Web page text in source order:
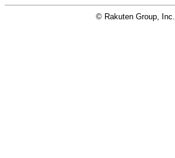
© Rakuten Group, Inc.